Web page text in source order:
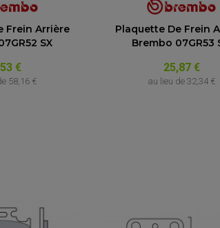
Frein Arrière
SX
€
58,16 €
Plaquette De Frein
Brembo 07GR53
25,87 €
au lieu de 32,34 €